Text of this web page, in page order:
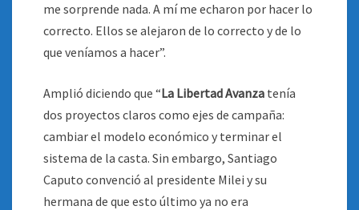
me sorprende nada. A mí me echaron por hacer lo
correcto. Ellos se alejaron de lo correcto y de lo
que veníamos a hacer”.
Amplió diciendo que “La Libertad Avanza tenía
dos proyectos claros como ejes de campaña:
cambiar el modelo económico y terminar el
sistema de la casta. Sin embargo, Santiago
Caputo convenció al presidente Milei y su
hermana de que esto último ya no era